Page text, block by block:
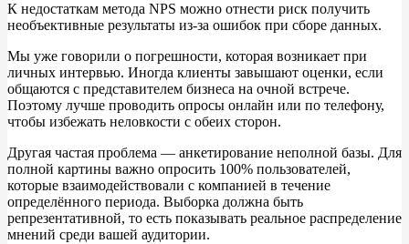
К недостаткам метода NPS можно отнести риск получить
необъективные результаты из-за ошибок при сборе данных.
Мы уже говорили о погрешности, которая возникает при
личных интервью. Иногда клиенты завышают оценки, если
общаются с представителем бизнеса на очной встрече.
Поэтому лучше проводить опросы онлайн или по телефону,
чтобы избежать неловкости с обеих сторон.
Другая частая проблема — анкетирование неполной базы. Для
полной картины важно опросить 100% пользователей,
которые взаимодействовали с компанией в течение
определённого периода. Выборка должна быть
репрезентативной, то есть показывать реальное распределение
мнений среди вашей аудитории.